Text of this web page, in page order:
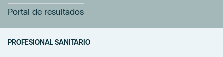
Portal de resultados
PROFESIONAL SANITARIO